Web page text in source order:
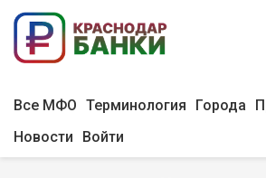
Все МФО Терминология Города
Новости
Войти